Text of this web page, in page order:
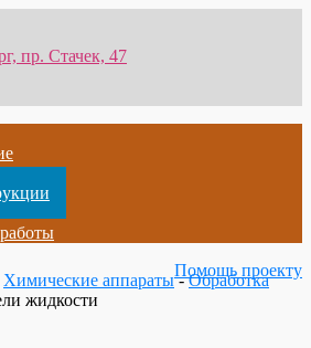
пр. Стачек, 47
Помощь проекту
Химические аппараты-Обработка
жидкости